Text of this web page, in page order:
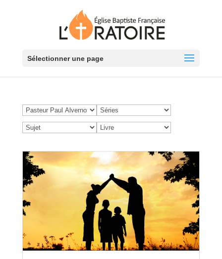
Sélectionner une page